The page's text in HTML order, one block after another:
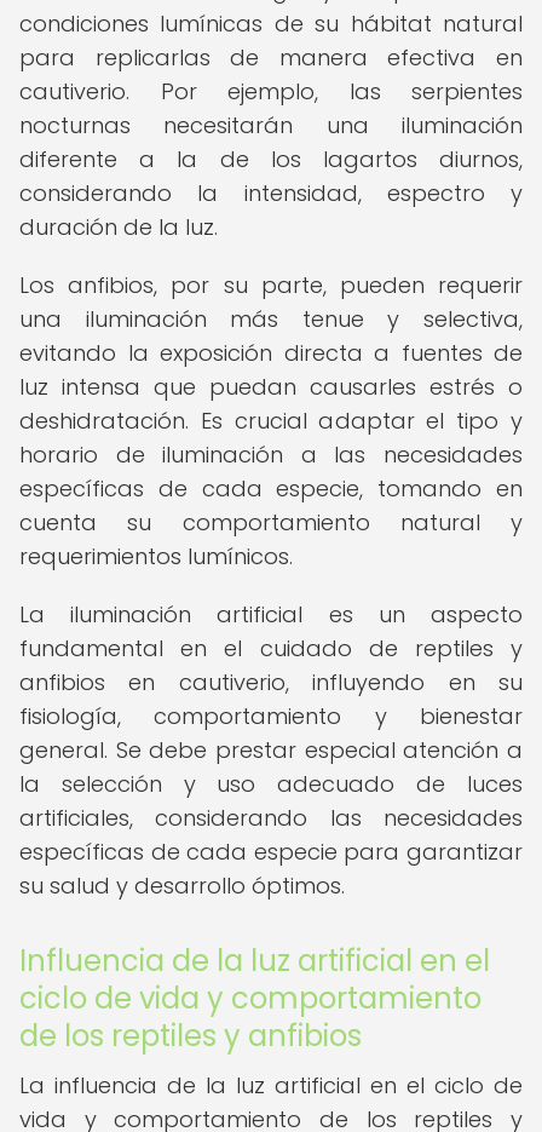
condiciones lumínicas de su hábitat natural
para replicarlas de manera efectiva en
cautiverio. Por ejemplo, las serpientes
nocturnas necesitarán una iluminación
diferente a la de los lagartos diurnos,
considerando la intensidad, espectro y
duración de la luz.
Los anfibios, por su parte, pueden requerir
una iluminación más tenue y selectiva,
evitando la exposición directa a fuentes de
luz intensa que puedan causarles estrés o
deshidratación. Es crucial adaptar el tipo y
horario de iluminación a las necesidades
específicas de cada especie, tomando en
cuenta su comportamiento natural y
requerimientos lumínicos.
La iluminación artificial es un aspecto
fundamental en el cuidado de reptiles y
anfibios en cautiverio, influyendo en su
fisiología, comportamiento y bienestar
general. Se debe prestar especial atención a
la selección y uso adecuado de luces
artificiales, considerando las necesidades
específicas de cada especie para garantizar
su salud y desarrollo óptimos.
Influencia de la luz artificial en el
ciclo de vida y comportamiento
de los reptiles y anfibios
La influencia de la luz artificial en el ciclo de
vida y comportamiento de los reptiles y